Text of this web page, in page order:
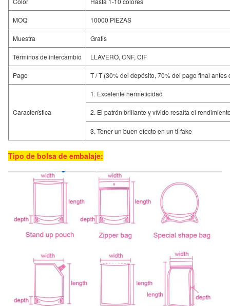
MOQ 10000 PIEZAS
Muestra Gratis
Términos de intercambio LLAVERO, CNF, CIF
Pago T / T (30% del depósito, 70% del pago final
Característica
1. Excelente hermeticidad
2. El patrón brillante y vívido resalta el
3. Tener un buen efecto en un ti-fake
Tipo de bolsa de embalaje: